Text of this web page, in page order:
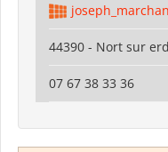
44390 - Nort sur
07 67 38 33 36